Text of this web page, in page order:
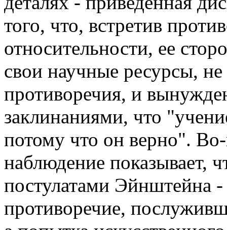
того, что, встретив
относительности, ее
свои научные ресурсы,
противоречия, и
заклинаниями, что
потому что он верно".
наблюдение показывает,
постулатами Эйнштейна -
противоречие,